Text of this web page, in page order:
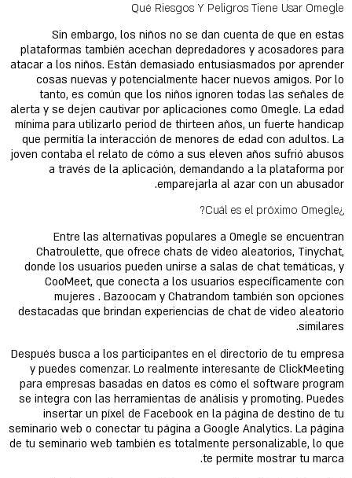
Qué Riesgos Y Peligros Tiene Usar Omegle
Sin embargo, los niños no se dan cuenta de que en estas
plataformas también acechan depredadores y acosadores para
atacar a los niños. Están demasiado entusiasmados por aprender
cosas nuevas y potencialmente hacer nuevos amigos. Por lo
tanto, es común que los niños ignoren todas las señales de
alerta y se dejen cautivar por aplicaciones como Omegle. La edad
mínima para utilizarlo period de thirteen años, un fuerte handicap
que permitía la interacción de menores de edad con adultos. La
joven contaba el relato de cómo a sus eleven años sufrió abusos
a través de la aplicación, demandando a la plataforma por
emparejarla al azar con un abusador.
¿Cuál es el próximo Omegle?
Entre las alternativas populares a Omegle se encuentran
Chatroulette, que ofrece chats de video aleatorios, Tinychat,
donde los usuarios pueden unirse a salas de chat temáticas, y
CooMeet, que conecta a los usuarios específicamente con
mujeres . Bazoocam y Chatrandom también son opciones
destacadas que brindan experiencias de chat de video aleatorio
similares.
Después busca a los participantes en el directorio de tu empresa
y puedes comenzar. Lo realmente interesante de ClickMeeting
para empresas basadas en datos es cómo el software program
se integra con las herramientas de análisis y promoting. Puedes
insertar un píxel de Facebook en la página de destino de tu
seminario web o conectar tu página a Google Analytics. La página
de tu seminario web también es totalmente personalizable, lo que
te permite mostrar tu marca.